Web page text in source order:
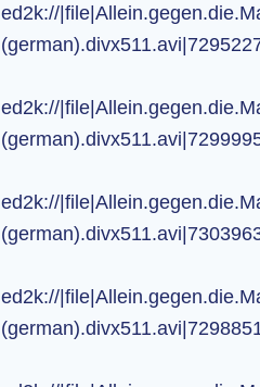
ed2k://
ed2k://
ed2k://
ed2k://